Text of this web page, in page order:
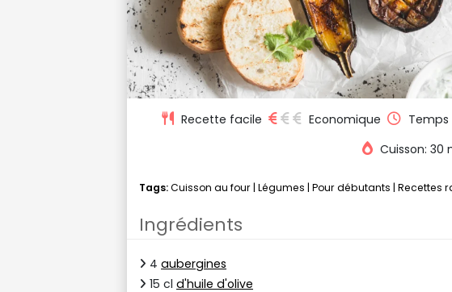
Recette facile Economique
Cuisson: 30
Tags:Cuisson au four | Légumes | Pour débutants | Recettes
Ingrédients
4 aubergines
15 cl d'huile d'olive